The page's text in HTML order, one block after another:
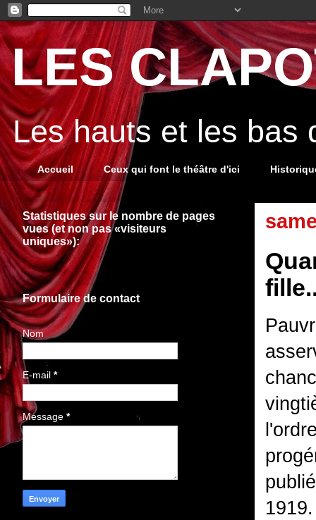
LES
Les hauts et les bas
Accueil Ceux qui font le théâtre d'ici
1919.
Statistiques sur le nombre de pages
vues (et non pas «visiteurs
uniques»):
Formulaire de contact
Nom
E-mail *
Message *